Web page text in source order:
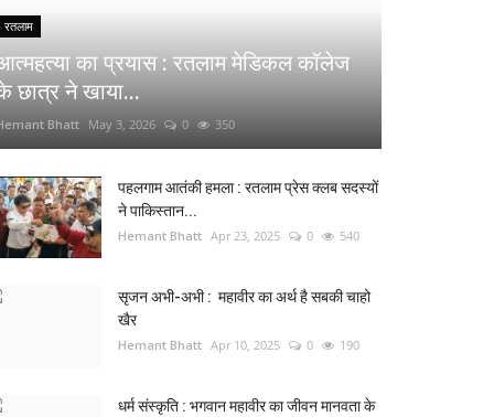
रतलाम
का प्रयास : रतलाम मेडिकल कॉलेज
छात्र ने खाया...
Bhatt May 3, 2026 0 350
पहलगाम आतंकी हमला : रतलाम प्रेस क्लब सदस्यों
ने पाकिस्तान...
Hemant Bhatt Apr 23, 2025 0 540
सृजन अभी-अभी : महावीर का अर्थ है सबकी चाहो
खैर
Hemant Bhatt Apr 10, 2025 0 190
धर्म संस्कृति : भगवान महावीर का जीवन मानवता के